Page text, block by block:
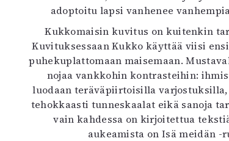
adoptoitu lapsi vanhenee
Kukkomaisin kuvitus on kuitenkin
Kuvituksessaan Kukko käyttää viisi
puhekuplattomaan maisemaan.
nojaa vankkohin kontrasteihin:
luodaan teräväpiirtoisilla
tehokkaasti tunneskaalat eikä sanoja
vain kahdessa on kirjoitettua
aukeamista on Isä meidän -